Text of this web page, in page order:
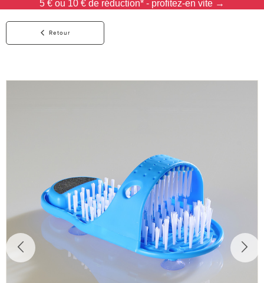
5 € ou 10 € de réduction* - profitez-en vite →
Retour